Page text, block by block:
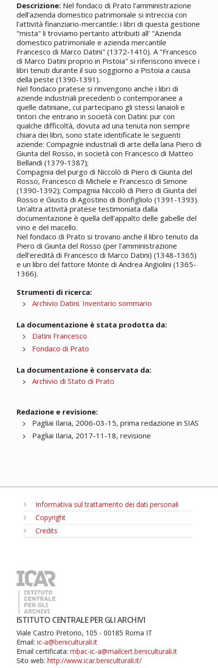
Descrizione:Nel fondaco di Prato l'amministrazione
dell'azienda domestico patrimoniale si intreccia con
l'attività finanziario-mercantile: i libri di questa gestione
"mista" li troviamo pertanto attribuiti all' "Azienda
domestico patrimoniale e azienda mercantile
Francesco di Marco Datini" (1372-1410). A "Francesco
di Marco Datini proprio in Pistoia" si riferiscono invece i
libri tenuti durante il suo soggiorno a Pistoia a causa
della peste (1390-1391).
Nel fondaco pratese si rinvengono anche i libri di
aziende industriali precedenti o contemporanee a
quelle datiniane, cui partecipano gli stessi lanaioli e
tintori che entrano in società con Datini: pur con
qualche difficoltà, dovuta ad una tenuta non sempre
chiara dei libri, sono state identificate le seguenti
aziende: Compagnie industriali di arte della lana Piero di
Giunta del Rosso, in società con Francesco di Matteo
Bellandi (1379-1387);
Compagnia del purgo di Niccolò di Piero di Giunta del
Rosso, Francesco di Michele e Francesco di Simone
(1390-1392); Compagnia Niccolò di Piero di Giunta del
Rosso e Giusto di Agostino di Bonfigliolo (1391-1393).
Un'altra attività pratese testimoniata dalla
documentazione è quella dell'appalto delle gabelle del
vino e del macello.
Nel fondaco di Prato si trovano anche il libro tenuto da
Piero di Giunta del Rosso (per l'amministrazione
dell'eredità di Francesco di Marco Datini) (1348-1365)
e un libro del fattore Monte di Andrea Angiolini (1365-
1366).
Strumenti di ricerca:
Archivio Datini. Inventario sommario
La documentazione è stata prodotta da:
Datini Francesco
Fondaco di Prato
La documentazione è conservata da:
Archivio di Stato di Prato
Redazione e revisione:
Pagliai Ilaria, 2006-03-15, prima redazione in SIAS
Pagliai Ilaria, 2017-11-18, revisione
Informativa sul trattamento dei dati personali
Copyright
Credits
ISTITUTO CENTRALE PER GLI ARCHIVI
Viale Castro Pretorio, 105 - 00185 Roma IT
Email: ic-a@beniculturali.it
Email certificata: mbac-ic-a@mailcert.beniculturali.it
Sito web: http://www.icar.beniculturali.it/